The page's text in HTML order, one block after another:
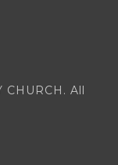
All